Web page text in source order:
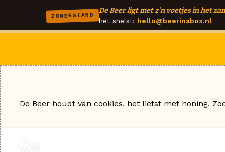
ZOMERSTAND
De Beer ligt met z'n voetjes in het
het snelst: hello@beerinabox.nl
De Beer houdt van cookies, het liefst met honing.